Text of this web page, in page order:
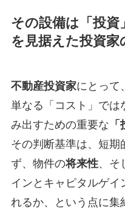
その設備は「投資
を見据えた投資家
不動産投資家にとって
単なる「コスト」では
み出すための重要な
その判断基準は、短期
ず、物件の将来性、そ
インとキャピタルゲイ
れるか、という点に集